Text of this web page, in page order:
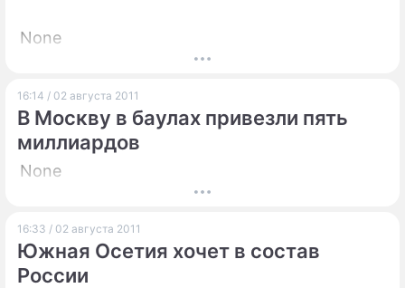
None
16:14 / 02 августа 2011
В Москву в баулах привезли пять
миллиардов
None
16:33 / 02 августа 2011
Южная Осетия хочет в состав
России